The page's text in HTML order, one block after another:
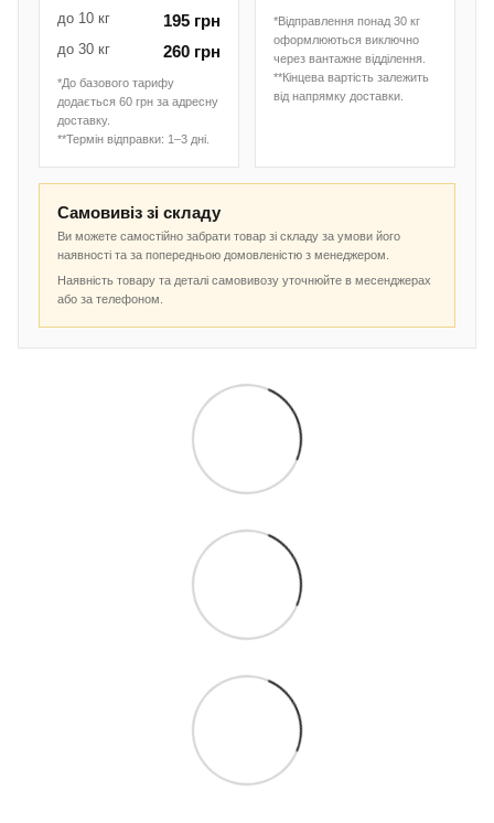
до 10 кг 195 грн
до 30 кг 260 грн
*До базового тарифу
додається 60 грн за адресну
доставку.
**Термін відправки: 1–3 дні.
*Відправлення понад 30 кг
оформлюються виключно
через вантажне відділення.
**Кінцева вартість залежить
від напрямку доставки.
Самовивіз зі складу
Ви можете самостійно забрати товар зі складу за умови його
наявності та за попередньою домовленістю з менеджером.
Наявність товару та деталі самовивозу уточнюйте в месенджерах
або за телефоном.